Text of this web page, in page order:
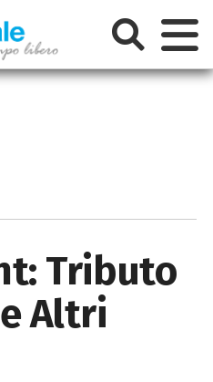
Tributo
Altri